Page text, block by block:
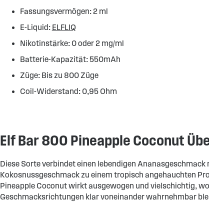
Fassungsvermögen: 2 ml
E-Liquid: ELFLIQ
Nikotinstärke: 0 oder 2 mg/ml
Batterie-Kapazität: 550mAh
Züge: Bis zu 800 Züge
Coil-Widerstand: 0,95 Ohm
Elf Bar 800 Pineapple Coconut
Diese Sorte verbindet einen lebendigen Ananasgeschmack
Kokosnussgeschmack zu einem tropisch angehauchten
Pineapple Coconut wirkt ausgewogen und vielschichtig,
Geschmacksrichtungen klar voneinander wahrnehmbar